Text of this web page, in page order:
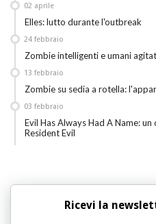
Elles: lutto durante l'outbreak
02 aprile
Zombie intelligenti e umani
24 febbraio
Zombie su sedia a rotella:
13 febbraio
Evil Has Always Had A Name:
Resident Evil
03 febbraio
Ricevi la